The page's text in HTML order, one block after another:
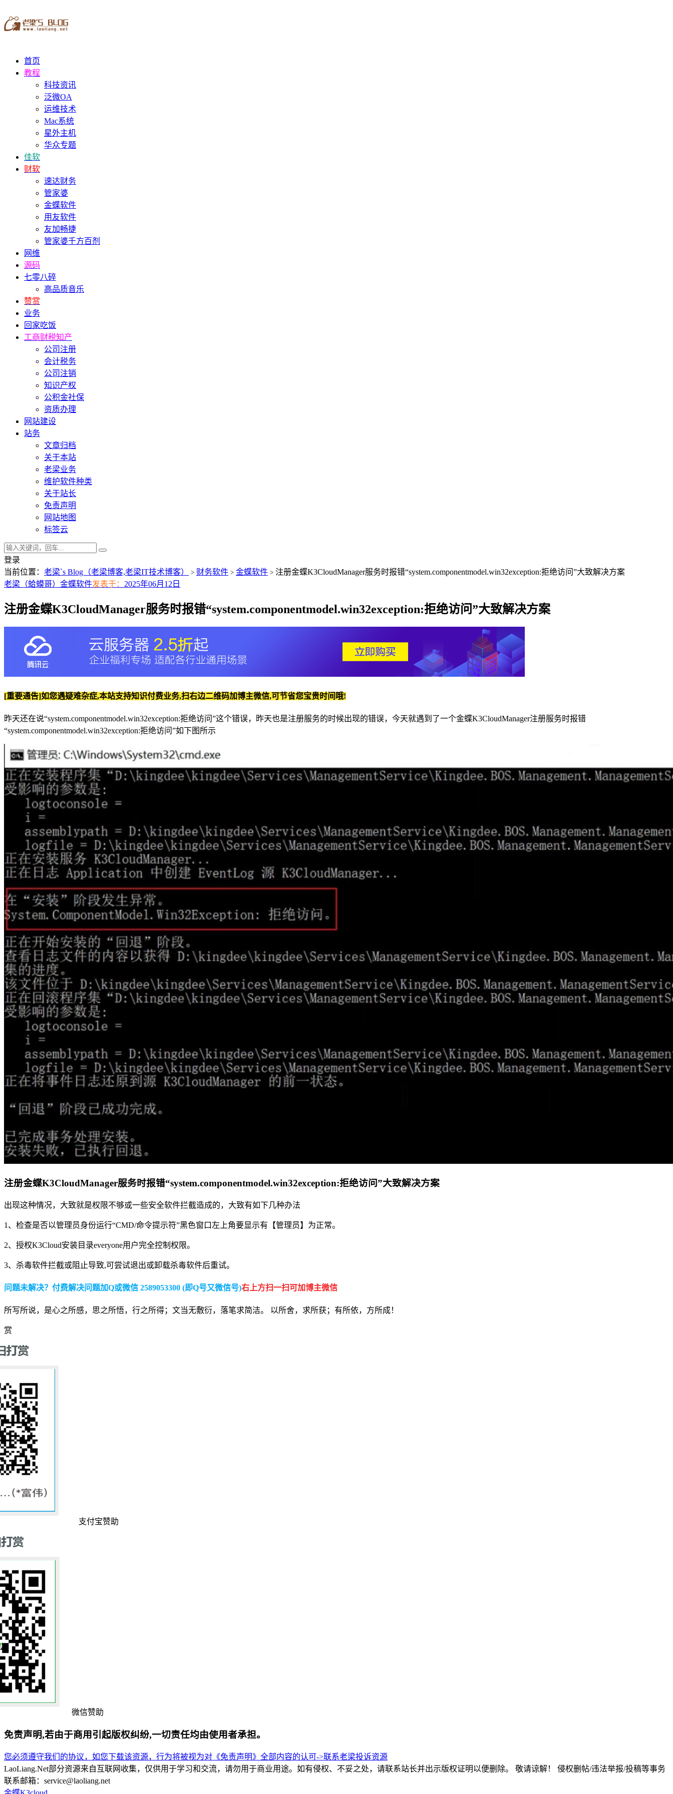
首页
教程
科技资讯
泛微OA
运维技术
Mac系统
星外主机
华众专题
佳软
财软
速达财务
管家婆
金蝶软件
用友软件
友加畅捷
管家婆千方百剂
网维
源码
七零八碎
高品质音乐
赞赏
业务
回家吃饭
工商财税知产
公司注册
会计税务
公司注销
知识产权
公积金社保
资质办理
网站建设
站务
文章归档
关于本站
老梁业务
维护软件种类
关于站长
免责声明
网站地图
标签云
登录
当前位置： 老梁`s Blog（老梁博客,老梁IT技术博客） > 财务软件 > 金蝶软件 > 注册金蝶K3CloudManager服务时报错“system.componentmodel.win32exception:拒绝访问”大致解决方案
老梁（蛤蟆哥） 金蝶软件发表于： 2025年06月12日
注册金蝶K3CloudManager服务时报错“system.componentmodel.win32exception:拒绝访问”大致解决方案
[重要通告]如您遇疑难杂症,本站支持知识付费业务,扫右边二维码加博主微信,可节省您宝贵时间哦!
昨天还在说“system.componentmodel.win32exception:拒绝访问”这个错误，昨天也是注册服务的时候出现的错误，今天就遇到了一个金蝶K3CloudManager注册服务时报错
“system.componentmodel.win32exception:拒绝访问”如下图所示
注册金蝶K3CloudManager服务时报错“system.componentmodel.win32exception:拒绝访问”大致解决方案
出现这种情况，大致就是权限不够或一些安全软件拦截造成的，大致有如下几种办法
1、检查是否以管理员身份运行“CMD/命令提示符”黑色窗口左上角要显示有【管理员】为正常。
2、授权K3Cloud安装目录everyone用户完全控制权限。
3、杀毒软件拦截或阻止导致,可尝试退出或卸载杀毒软件后重试。
问题未解决？付费解决问题加Q或微信 2589053300 (即Q号又微信号)右上方扫一扫可加博主微信
所写所说，是心之所感，思之所悟，行之所得；文当无敷衍，落笔求简洁。 以所舍，求所获；有所依，方所成！
赏
支付宝赞助
微信赞助
免责声明,若由于商用引起版权纠纷,一切责任均由使用者承担。
您必须遵守我们的协议，如您下载该资源，行为将被视为对《免责声明》全部内容的认可->联系老梁投诉资源
LaoLiang.Net部分资源来自互联网收集，仅供用于学习和交流，请勿用于商业用途。如有侵权、不妥之处，请联系站长并出示版权证明以便删除。 敬请谅解！ 侵权删帖/违法举报/投稿等事务
联系邮箱：service@laoliang.net